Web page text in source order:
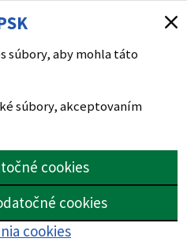
súbory, aby mohla táto
súbory, akceptovaním
cookies
cookies
cookies